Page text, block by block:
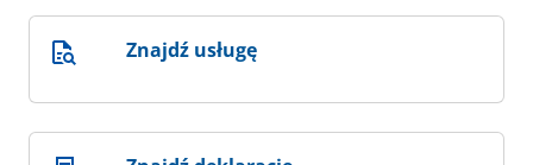
Znajdź usługę